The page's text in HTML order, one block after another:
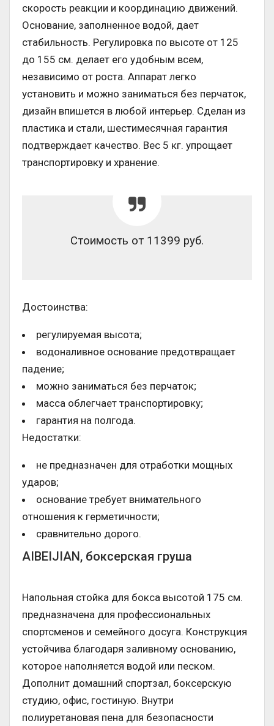
скорость реакции и координацию движений.
Основание, заполненное водой, дает
стабильность. Регулировка по высоте от 125
до 155 см. делает его удобным всем,
независимо от роста. Аппарат легко
установить и можно заниматься без перчаток,
дизайн впишется в любой интерьер. Сделан из
пластика и стали, шестимесячная гарантия
подтверждает качество. Вес 5 кг. упрощает
транспортировку и хранение.
Стоимость от 11399 руб.
Достоинства:
регулируемая высота;
водоналивное основание предотвращает
падение;
можно заниматься без перчаток;
масса облегчает транспортировку;
гарантия на полгода.
Недостатки:
не предназначен для отработки мощных
ударов;
основание требует внимательного
отношения к герметичности;
сравнительно дорого.
AIBEIJIAN, боксерская груша
Напольная стойка для бокса высотой 175 см.
предназначена для профессиональных
спортсменов и семейного досуга. Конструкция
устойчива благодаря заливному основанию,
которое наполняется водой или песком.
Дополнит домашний спортзал, боксерскую
студию, офис, гостиную. Внутри
полиуретановая пена для безопасности